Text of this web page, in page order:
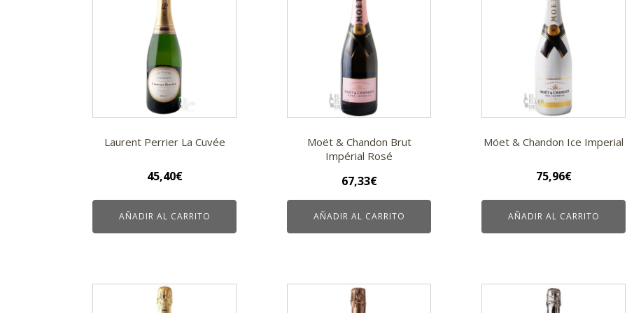
Laurent Perrier La Cuvée
45,40€
AÑADIR AL CARRITO
Moët & Chandon Brut
Impérial Rosé
67,33€
AÑADIR AL CARRITO
Möet & Chandon Ice Imperial
75,96€
AÑADIR AL CARRITO